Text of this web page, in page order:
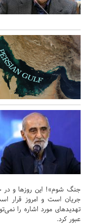
جنگ شوم‌»! این روزها و در
جریان است و امروز قرار
تهدیدهای مورد اشاره را
عبور کرد.